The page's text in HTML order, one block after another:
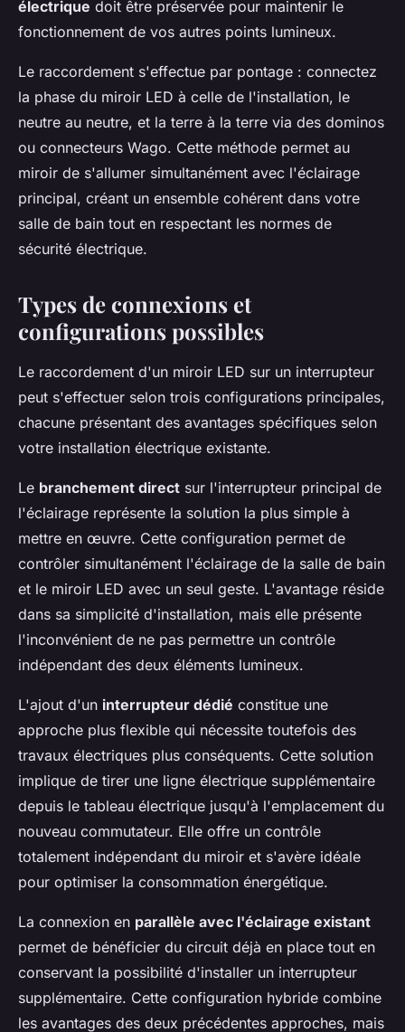
électrique doit être préservée pour maintenir le
fonctionnement de vos autres points lumineux.
Le raccordement s'effectue par pontage : connectez
la phase du miroir LED à celle de l'installation, le
neutre au neutre, et la terre à la terre via des dominos
ou connecteurs Wago. Cette méthode permet au
miroir de s'allumer simultanément avec l'éclairage
principal, créant un ensemble cohérent dans votre
salle de bain tout en respectant les normes de
sécurité électrique.
Types de connexions et
configurations possibles
Le raccordement d'un miroir LED sur un interrupteur
peut s'effectuer selon trois configurations principales,
chacune présentant des avantages spécifiques selon
votre installation électrique existante.
Le branchement direct sur l'interrupteur principal de
l'éclairage représente la solution la plus simple à
mettre en œuvre. Cette configuration permet de
contrôler simultanément l'éclairage de la salle de bain
et le miroir LED avec un seul geste. L'avantage réside
dans sa simplicité d'installation, mais elle présente
l'inconvénient de ne pas permettre un contrôle
indépendant des deux éléments lumineux.
L'ajout d'un interrupteur dédié constitue une
approche plus flexible qui nécessite toutefois des
travaux électriques plus conséquents. Cette solution
implique de tirer une ligne électrique supplémentaire
depuis le tableau électrique jusqu'à l'emplacement du
nouveau commutateur. Elle offre un contrôle
totalement indépendant du miroir et s'avère idéale
pour optimiser la consommation énergétique.
La connexion en parallèle avec l'éclairage existant
permet de bénéficier du circuit déjà en place tout en
conservant la possibilité d'installer un interrupteur
supplémentaire. Cette configuration hybride combine
les avantages des deux précédentes approches, mais